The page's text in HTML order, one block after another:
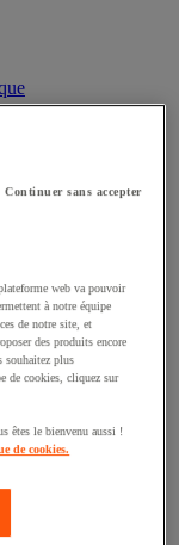
Continuer sans accepter
web va pouvoir
à notre équipe
de notre site, et
des produits encore
souhaitez plus
de cookies, cliquez sur
êtes le bienvenu aussi !
de cookies.